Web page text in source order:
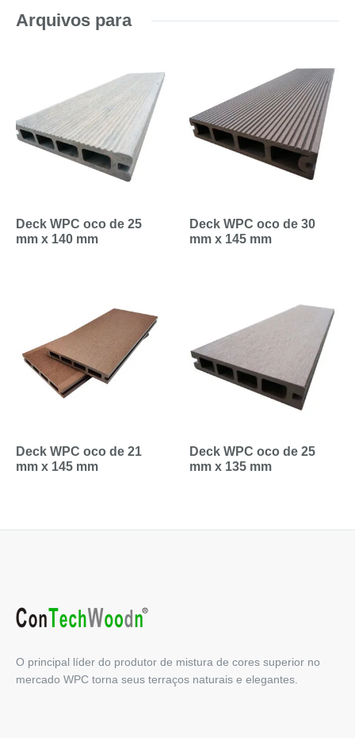
Arquivos para
Deck WPC oco de 25
mm x 140 mm
Deck WPC oco de 30
mm x 145 mm
Deck WPC oco de 21
mm x 145 mm
Deck WPC oco de 25
mm x 135 mm
O principal líder do produtor de mistura de cores superior no
mercado WPC torna seus terraços naturais e elegantes.